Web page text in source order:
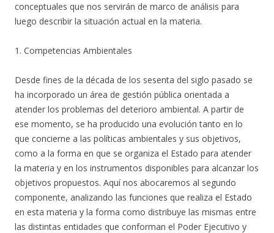
conceptuales que nos servirán de marco de análisis para
luego describir la situación actual en la materia.
1. Competencias Ambientales
Desde fines de la década de los sesenta del siglo pasado se
ha incorporado un área de gestión pública orientada a
atender los problemas del deterioro ambiental. A partir de
ese momento, se ha producido una evolución tanto en lo
que concierne a las políticas ambientales y sus objetivos,
como a la forma en que se organiza el Estado para atender
la materia y en los instrumentos disponibles para alcanzar los
objetivos propuestos. Aquí nos abocaremos al segundo
componente, analizando las funciones que realiza el Estado
en esta materia y la forma como distribuye las mismas entre
las distintas entidades que conforman el Poder Ejecutivo y